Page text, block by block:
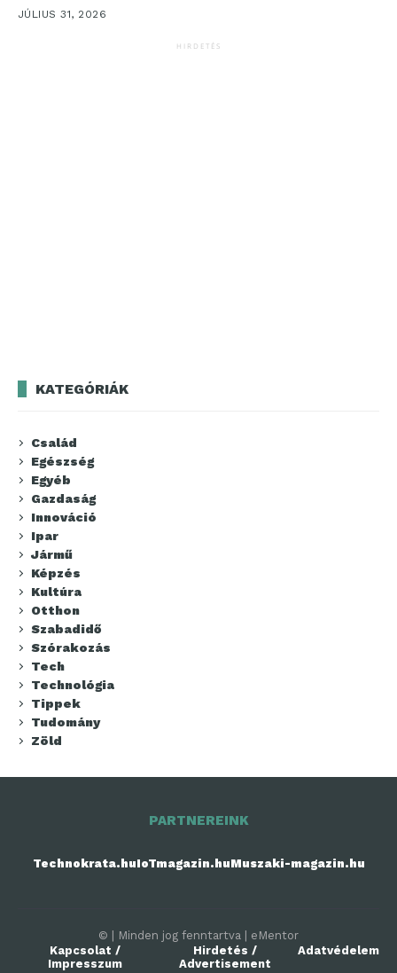
JÚLIUS 31, 2026
HIRDETÉS
KATEGÓRIÁK
Család
Egészség
Egyéb
Gazdaság
Innováció
Ipar
Jármű
Képzés
Kultúra
Otthon
Szabadidő
Szórakozás
Tech
Technológia
Tippek
Tudomány
Zöld
PARTNEREINK
Technokrata.huIoTmagazin.huMuszaki-magazin.hu
© | Minden jog fenntartva | eMentor
Kapcsolat /
Impresszum
Hirdetés /
Advertisement
Adatvédelem